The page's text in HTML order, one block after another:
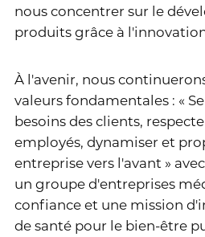
nous concentrer sur le
produits grâce à
À l'avenir, nous
valeurs fondamentales : «
besoins des clients,
employés, dynamiser et
entreprise vers l'avant »
un groupe d'entreprises
confiance et une mission
de santé pour le bien-être